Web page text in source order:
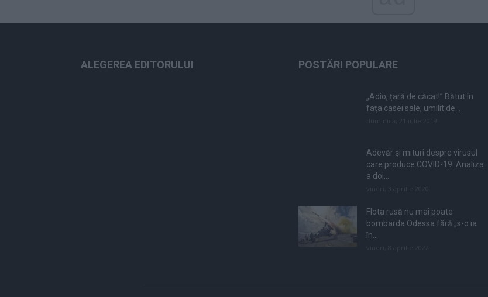
ALEGEREA EDITORULUI POSTĂRI POPULARE
„Adio, țară de căcat!” Bătut în
fața casei sale, umilit de...
Adevăr și mituri despre virusul
care produce COVID-19. Analiza
a doi...
Flota rusă nu mai poate
bombarda Odessa fără „s-o ia
în...